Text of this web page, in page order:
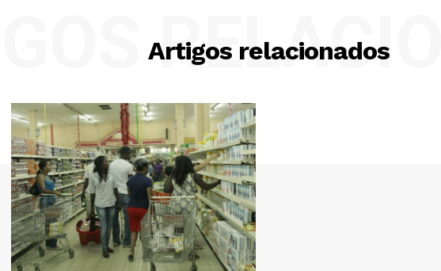
Artigos relacionados